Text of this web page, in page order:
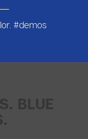
#demos
BLUE